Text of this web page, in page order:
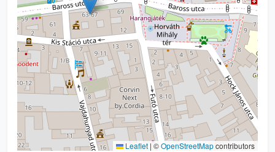
Leaflet |©OpenStreetMapcontributors